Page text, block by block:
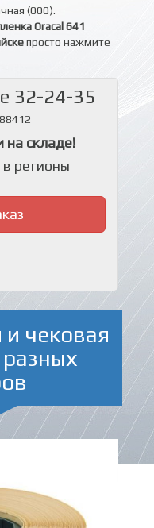
(000).
Oracal 641
просто нажмите
32-24-35
на складе!
регионы
чековая